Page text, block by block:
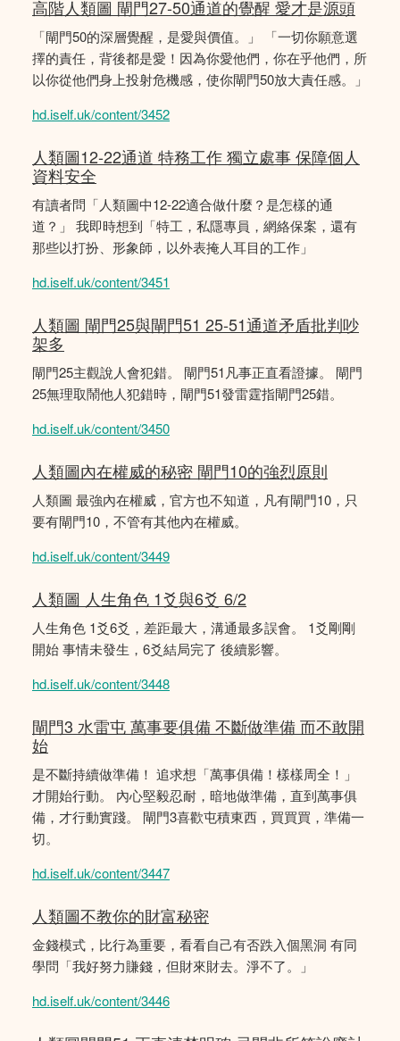
高階人類圖 閘門27-50通道的覺醒 愛才是源頭
「閘門50的深層覺醒，是愛與價值。」 「一切你願意選
擇的責任，背後都是愛！因為你愛他們，你在乎他們，所
以你從他們身上投射危機感，使你閘門50放大責任感。」
hd.iself.uk/content/3452
人類圖12-22通道 特務工作 獨立處事 保障個人
資料安全
有讀者問「人類圖中12-22適合做什麼？是怎樣的通
道？」 我即時想到「特工，私隱專員，網絡保案，還有
那些以打扮、形象師，以外表掩人耳目的工作」
hd.iself.uk/content/3451
人類圖 閘門25與閘門51 25-51通道矛盾批判吵
架多
閘門25主觀說人會犯錯。 閘門51凡事正直看證據。 閘門
25無理取鬧他人犯錯時，閘門51發雷霆指閘門25錯。
hd.iself.uk/content/3450
人類圖內在權威的秘密 閘門10的強烈原則
人類圖 最強內在權威，官方也不知道，凡有閘門10，只
要有閘門10，不管有其他內在權威。
hd.iself.uk/content/3449
人類圖 人生角色 1爻與6爻 6/2
人生角色 1爻6爻，差距最大，溝通最多誤會。 1爻剛剛
開始 事情未發生，6爻結局完了 後續影響。
hd.iself.uk/content/3448
閘門3 水雷屯 萬事要俱備 不斷做準備 而不敢開
始
是不斷持續做準備！ 追求想「萬事俱備！樣樣周全！」
才開始行動。 內心堅毅忍耐，暗地做準備，直到萬事俱
備，才行動實踐。 閘門3喜歡屯積東西，買買買，準備一
切。
hd.iself.uk/content/3447
人類圖不教你的財富秘密
金錢模式，比行為重要，看看自己有否跌入個黑洞 有同
學問「我好努力賺錢，但財來財去。淨不了。」
hd.iself.uk/content/3446